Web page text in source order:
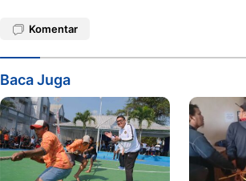
Komentar
Baca Juga